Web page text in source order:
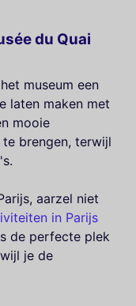
du Quai
museum een
laten maken met
mooie
brengen, terwijl
aarzel niet
in Parijs
de perfecte plek
je de